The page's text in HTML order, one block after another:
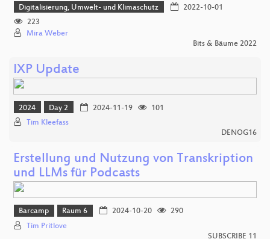
Digitalisierung, Umwelt- und Klimaschutz
2022-10-01
223
Mira Weber
Bits & Bäume 2022
IXP Update
2024 Day 2 2024-11-19
101
Tim Kleefass
DENOG16
Erstellung und Nutzung von Transkription
und LLMs für Podcasts
Barcamp Raum 6 2024-10-20
290
Tim Pritlove
SUBSCRIBE 11